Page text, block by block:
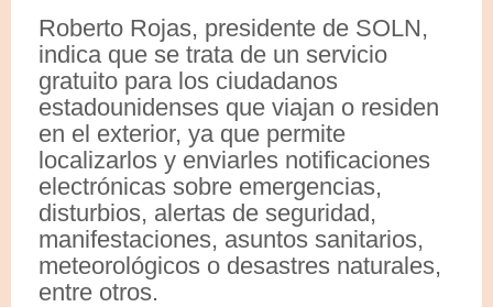
Roberto Rojas, presidente de SOLN,
indica que se trata de un servicio
gratuito para los ciudadanos
estadounidenses que viajan o residen
en el exterior, ya que permite
localizarlos y enviarles notificaciones
electrónicas sobre emergencias,
disturbios, alertas de seguridad,
manifestaciones, asuntos sanitarios,
meteorológicos o desastres naturales,
entre otros.